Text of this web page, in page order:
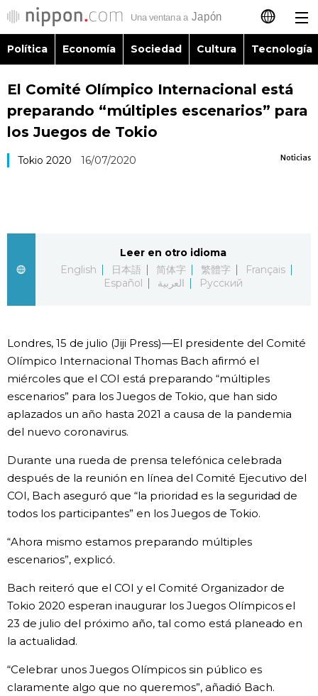
日本語
English
Русский
Política
Vida
Guía de Japón
Vídeos e imágenes
En profundidad
Más
Noticias
Datos de Japón
Fragmentos de Japón
official SNS
Política Economía Sociedad Cultura Tecnología
El Comité Olímpico Internacional está
preparando “múltiples escenarios” para
los Juegos de Tokio
Noticias
Tokio 2020 16/07/2020
Leer en otro idioma
English
日本語 简体字 繁體字
Français
Español
العربية Русский
Londres, 15 de julio (Jiji Press)—El presidente del Comité
Olímpico Internacional Thomas Bach afirmó el
miércoles que el COI está preparando “múltiples
escenarios” para los Juegos de Tokio, que han sido
aplazados un año hasta 2021 a causa de la pandemia
del nuevo coronavirus.
Durante una rueda de prensa telefónica celebrada
después de la reunión en línea del Comité Ejecutivo del
COI, Bach aseguró que “la prioridad es la seguridad de
todos los participantes” en los Juegos de Tokio.
“Ahora mismo estamos preparando múltiples
escenarios”, explicó.
Bach reiteró que el COI y el Comité Organizador de
Tokio 2020 esperan inaugurar los Juegos Olímpicos el
23 de julio del próximo año, tal como está planeado en
la actualidad.
“Celebrar unos Juegos Olímpicos sin público es
claramente algo que no queremos”, añadió Bach.